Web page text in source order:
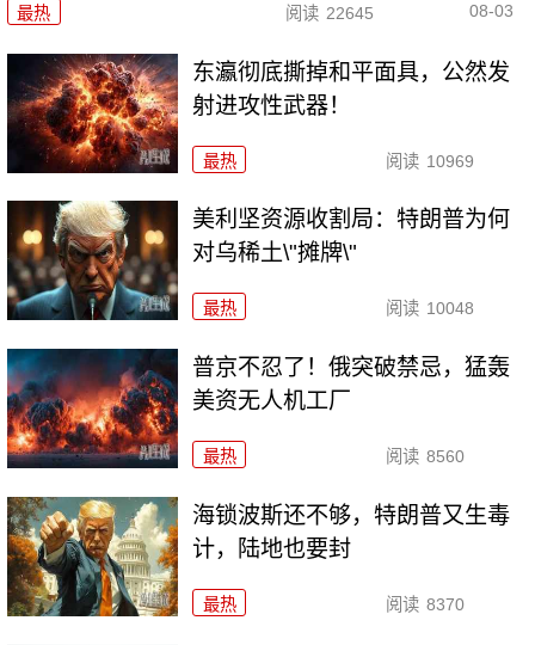
最热 阅读 22645 08-03
东瀛彻底撕掉和平面具，公然发
射进攻性武器！
最热 阅读 10969
美利坚资源收割局：特朗普为何
对乌稀土\"摊牌\"
最热 阅读 10048
普京不忍了！俄突破禁忌，猛轰
美资无人机工厂
最热 阅读 8560
海锁波斯还不够，特朗普又生毒
计，陆地也要封
最热 阅读 8370